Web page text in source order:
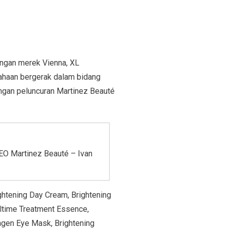
merek Vienna, XL
bergerak dalam bidang
peluncuran Martinez Beauté
Martinez Beauté – Ivan
Day Cream, Brightening
Treatment Essence,
Eye Mask, Brightening